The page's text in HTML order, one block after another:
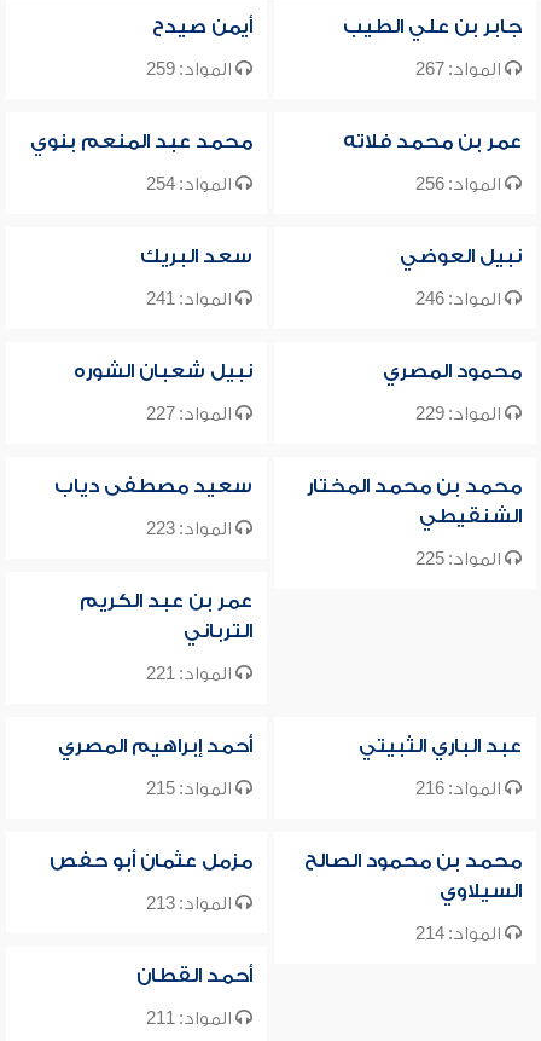
جابر بن علي الطيب
المواد: 267
أيمن صيدح
المواد: 259
عمر بن محمد فلاته
المواد: 256
محمد عبد المنعم بنوي
المواد: 254
نبيل العوضي
المواد: 246
سعد البريك
المواد: 241
محمود المصري
المواد: 229
نبيل شعبان الشوره
المواد: 227
محمد بن محمد المختار
الشنقيطي
المواد: 225
سعيد مصطفى دياب
المواد: 223
عمر بن عبد الكريم
الترباني
المواد: 221
عبد الباري الثبيتي
المواد: 216
أحمد إبراهيم المصري
المواد: 215
محمد بن محمود الصالح
السيلاوي
المواد: 214
مزمل عثمان أبو حفص
المواد: 213
أحمد القطان
المواد: 211